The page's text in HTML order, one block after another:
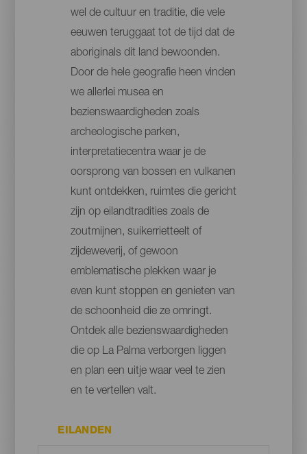
wel de cultuur en traditie, die vele
eeuwen teruggaat tot de tijd dat de
aboriginals dit land bewoonden.
Door de hele geografie heen vinden
we allerlei musea en
bezienswaardigheden zoals
archeologische parken,
interpretatiecentra waar je de
oorsprong van bossen en vulkanen
kunt ontdekken, ruimtes die gericht
zijn op eilandtradities zoals de
zoutmijnen, suikerrietteelt of
zijdeweverij, of gewoon
emblematische plekken waar je
even kunt stoppen en genieten van
de schoonheid die ze omringt.
Ontdek alle bezienswaardigheden
die op La Palma verborgen liggen
en plan een uitje waar veel te zien
en te vertellen valt.
EILANDEN